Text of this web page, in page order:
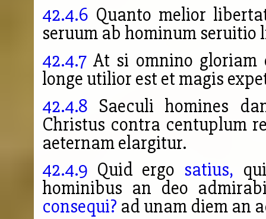
42.4.6 Quanto melior liberta
seruum ab hominum seruitio
42.4.7At si omnino gloriam
longe utilior est et magis
42.4.8 Saeculi homines
Christus contra centuplum
aeternam elargitur.
42.4.9 Quid ergo satius,
hominibus an deo
consequi? ad unam diem an